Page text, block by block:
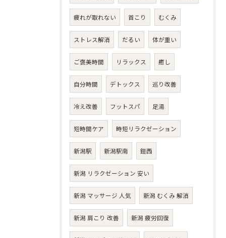
疲れが取れない 首こり むくみ
ストレス解消 だるい 体が重い
ご褒美時間 リラックス 癒し
自分時間 デトックス 巡り改善
冷え改善 フットスパ 足湯
短時間ケア 時短リラクゼーション
新潟駅 新潟駅南 鎧西
新潟 リラクゼーション 安い
新潟 マッサージ 人気 新潟 むくみ 解消
新潟 肩こり 改善 新潟 疲労回復